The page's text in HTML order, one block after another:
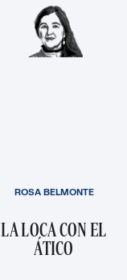
LA LOCA CON EL
ÁTICO
ROSA BELMONTE